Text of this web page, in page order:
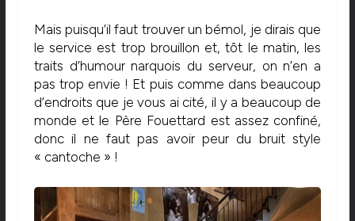
Mais puisqu’il faut trouver un bémol, je dirais que
le service est trop brouillon et, tôt le matin, les
traits d’humour narquois du serveur, on n’en a
pas trop envie ! Et puis comme dans beaucoup
d’endroits que je vous ai cité, il y a beaucoup de
monde et le Père Fouettard est assez confiné,
donc il ne faut pas avoir peur du bruit style
« cantoche » !